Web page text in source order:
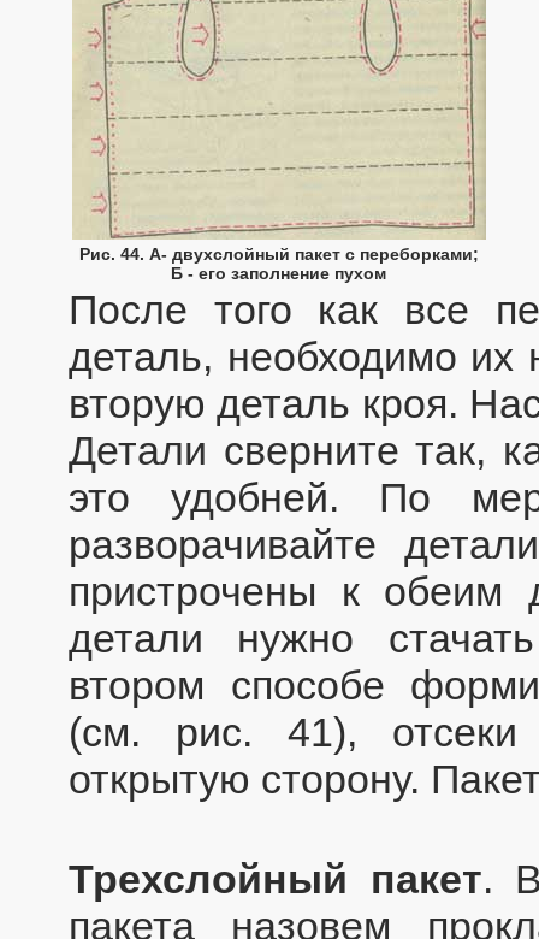
Рис. 44. А- двухслойный пакет с переборками;
Б - его заполнение пухом
После того как все
деталь, необходимо их
вторую деталь кроя.
Детали сверните так,
это удобней. По
разворачивайте
пристрочены к
детали нужно
втором способе
(см. рис. 41), отсеки
открытую сторону.
Трехслойный пакет.
пакета назовем